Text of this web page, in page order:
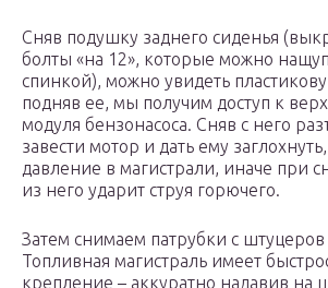
Сняв подушку заднего сиденья
болты «на 12», которые можно
спинкой), можно увидеть
подняв ее, мы получим доступ к
модуля бензонасоса. Сняв с него
завести мотор и дать ему
давление в магистрали, иначе при
из него ударит струя горючего.
Затем снимаем патрубки с
Топливная магистраль имеет
крепление – аккуратно надавив на